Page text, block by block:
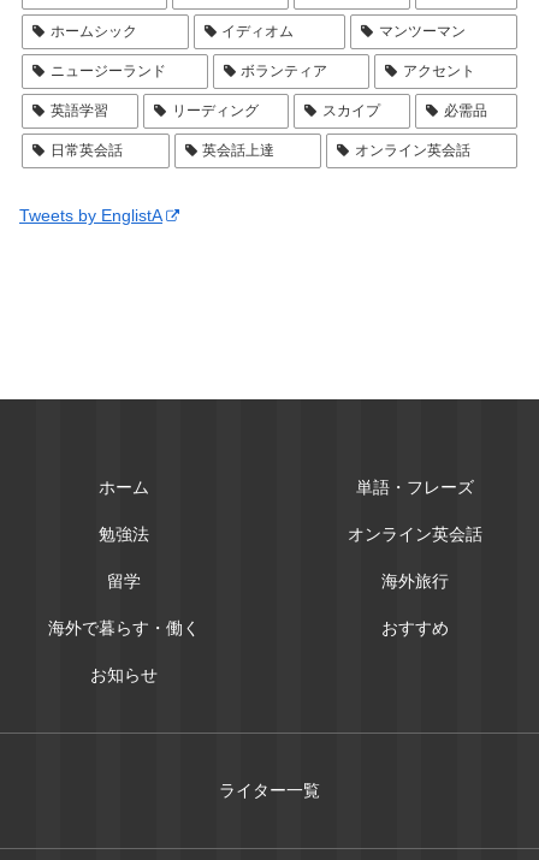
ホームシック イディオム マンツーマン
ニュージーランド ボランティア アクセント
英語学習 リーディング スカイプ 必需品
日常英会話 英会話上達 オンライン英会話
Tweets by EnglistA
ホーム 単語・フレーズ
勉強法 オンライン英会話
留学 海外旅行
海外で暮らす・働く おすすめ
お知らせ
ライター一覧